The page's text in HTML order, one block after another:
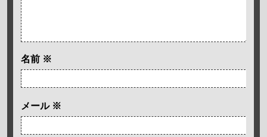
名前 ※
メール ※